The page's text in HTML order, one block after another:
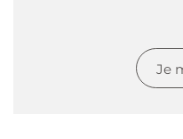
Je